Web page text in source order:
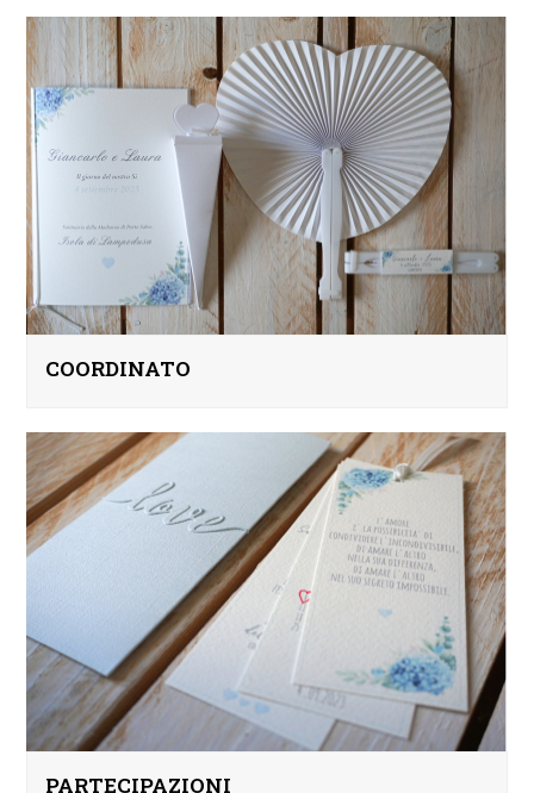
COORDINATO
PARTECIPAZIONI